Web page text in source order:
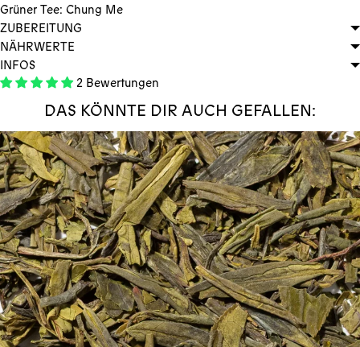
Grüner Tee: Chung Me
ZUBEREITUNG
NÄHRWERTE
INFOS
2 Bewertungen
DAS KÖNNTE DIR AUCH GEFALLEN: